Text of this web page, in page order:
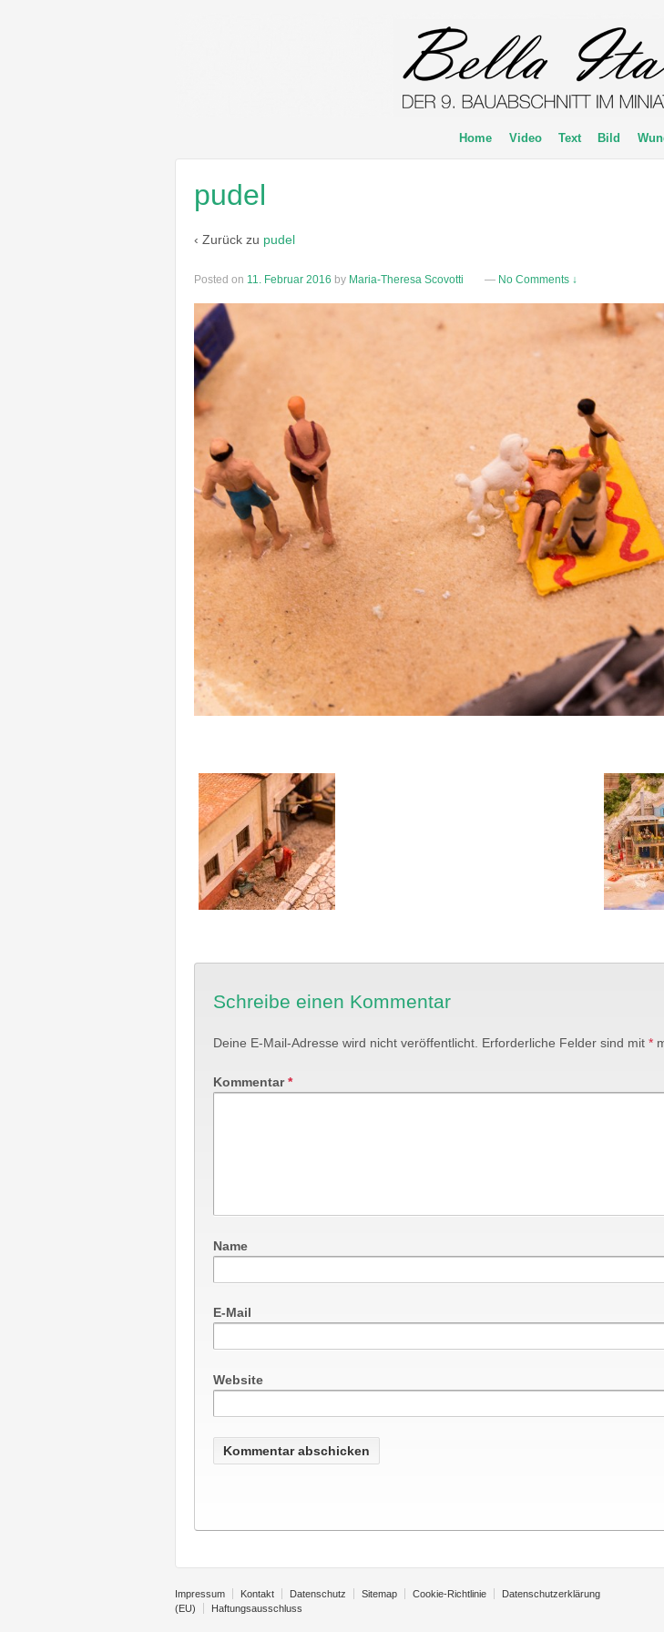
Home Video Text Bild
pudel
‹ Zurück zu pudel
Posted on 11. Februar 2016 by Maria-Theresa Scovotti — No Comments ↓
Schreibe einen Kommentar
Deine E-Mail-Adresse wird nicht veröffentlicht. Erforderliche Felder sind mit *
Kommentar*
Name
E-Mail
Website
Impressum Kontakt Datenschutz Sitemap Cookie-Richtlinie
Datenschutzerklärung
(EU)
Haftungsausschluss